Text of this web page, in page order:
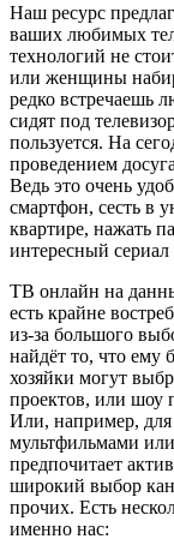
Наш ресурс
ваших любимых
технологий не
или женщины
редко встречаешь
сидят под
пользуется. На
проведением
Ведь это очень
смартфон, сесть в
квартире, нажать
интересный
ТВ онлайн на
есть крайне
из-за большого
найдёт то, что ему
хозяйки могут
проектов, или шоу
Или, например, для
мультфильмами
предпочитает
широкий выбор
прочих. Есть
именно нас: